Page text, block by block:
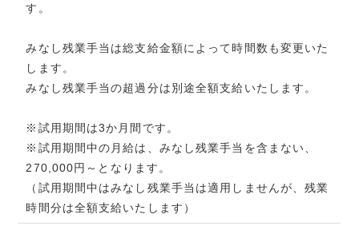
す。
みなし残業手当は総支給金額によって時間数も変更いた
します。
みなし残業手当の超過分は別途全額支給いたします。
※試用期間は3か月間です。
※試用期間中の月給は、みなし残業手当を含まない、
270,000円～となります。
（試用期間中はみなし残業手当は適用しませんが、残業
時間分は全額支給いたします）